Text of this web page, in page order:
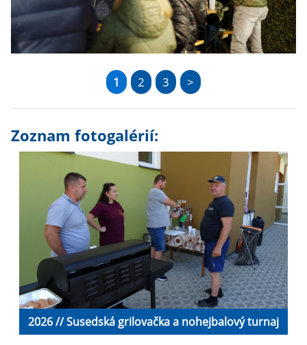
1 2 3 >
Zoznam fotogalérií:
2026 // Susedská grilovačka a nohejbalový turnaj